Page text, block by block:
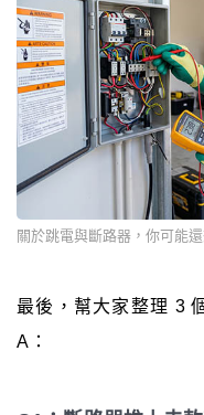
關於跳電與斷路器，你可能
最後，幫大家整理 3
A：